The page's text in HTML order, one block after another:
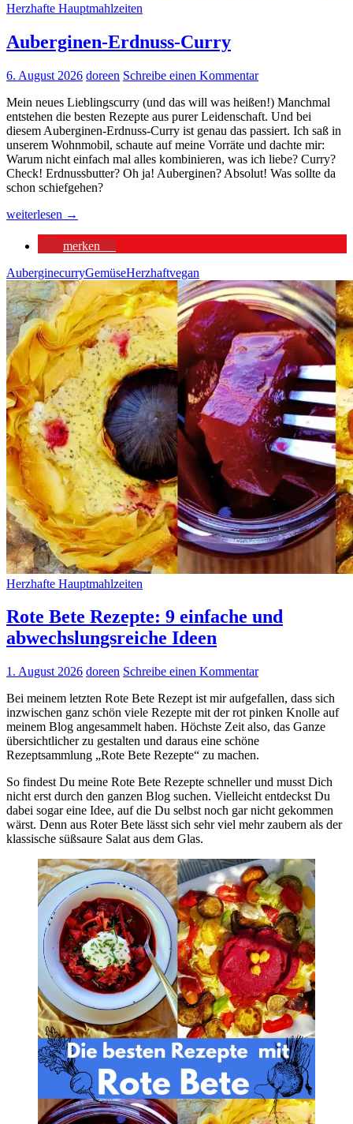
Herzhafte Hauptmahlzeiten
Auberginen-Erdnuss-Curry
6. August 2026 doreen Schreibe einen Kommentar
Mein neues Lieblingscurry (und das will was heißen!) Manchmal
entstehen die besten Rezepte aus purer Leidenschaft. Und bei
diesem Auberginen-Erdnuss-Curry ist genau das passiert. Ich saß in
unserem Wohnmobil, schaute auf meine Vorräte und dachte mir:
Warum nicht einfach mal alles kombinieren, was ich liebe? Curry?
Check! Erdnussbutter? Oh ja! Auberginen? Absolut! Was sollte da
schon schiefgehen?
Auberginen-
Curry
weiterlesen →
merken
AuberginecurryGemüseHerzhaftvegan
Herzhafte Hauptmahlzeiten
Rote Bete Rezepte: 9 einfache und
abwechslungsreiche Ideen
1. August 2026 doreen Schreibe einen Kommentar
Bei meinem letzten Rote Bete Rezept ist mir aufgefallen, dass sich
inzwischen ganz schön viele Rezepte mit der rot pinken Knolle auf
meinem Blog angesammelt haben. Höchste Zeit also, das Ganze
übersichtlicher zu gestalten und daraus eine schöne
Rezeptsammlung „Rote Bete Rezepte“ zu machen.
So findest Du meine Rote Bete Rezepte schneller und musst Dich
nicht erst durch den ganzen Blog suchen. Vielleicht entdeckst Du
dabei sogar eine Idee, auf die Du selbst noch gar nicht gekommen
wärst. Denn aus Roter Bete lässt sich sehr viel mehr zaubern als der
klassische süßsaure Salat aus dem Glas.